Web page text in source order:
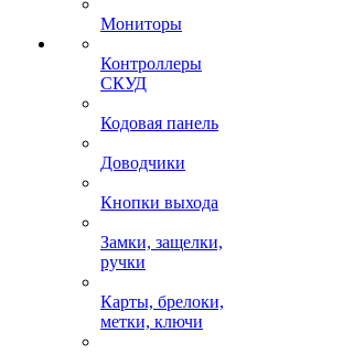
Мониторы
Контроллеры
СКУД
Кодовая панель
Доводчики
Кнопки выхода
Замки, защелки,
ручки
Карты, брелоки,
метки, ключи